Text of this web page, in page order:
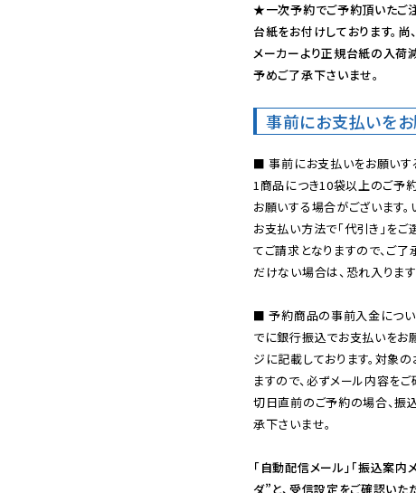
★一次予約でご予約頂いたご
台紙をお付けしております。
メーカーより正規台紙の入荷
予めご了承下さいませ。
事前にお支払いを
■ 事前にお支払いをお願いす
1商品につき10袋以上のご予
お願いする場合がございます。
お支払い方法で「代引き」を
てご請求となりますので、ご
だけない場合は、恐れ入りま
■ 予約商品の事前入金につ
でに銀行振込でお支払いをお
ジに記載しております。対象
ますので、必ずメール内容を
切日直前のご予約の場合、振
承下さいませ。
「自動配信メール」「振込案
ダ”と、受信設定をご確認いた